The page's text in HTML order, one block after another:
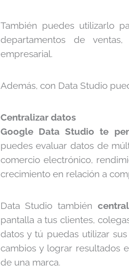
También puedes utilizarlo
departamentos de
empresarial.
Además, con Data Studio
Centralizar datos
Google Data Studio te
puedes evaluar datos de
comercio electrónico,
crecimiento en relación a
Data Studio también
pantalla a tus clientes,
datos y tú puedas utilizar
cambios y lograr resultados
de una marca.